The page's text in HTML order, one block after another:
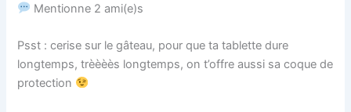
Mentionne 2 ami(e)s
Psst : cerise sur le gâteau, pour que ta tablette dure
longtemps, trèèèès longtemps, on t’offre aussi sa coque de
protection